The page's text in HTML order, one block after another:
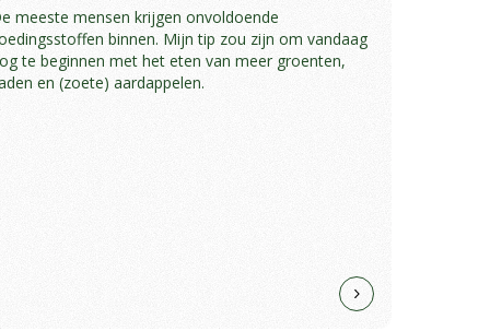
meeste mensen krijgen onvoldoende
binnen. Mijn tip zou zijn om vandaag
te beginnen met het eten van meer groenten,
en (zoete) aardappelen.